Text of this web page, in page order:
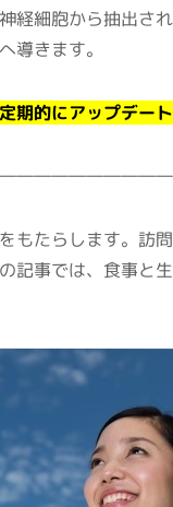
細胞から抽出さ
導きます。
的にアップデー
もたらします。訪
記事では、食事と